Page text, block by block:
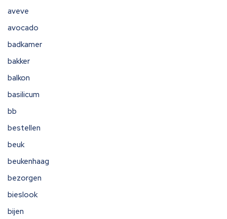
aveve
avocado
badkamer
bakker
balkon
basilicum
bb
bestellen
beuk
beukenhaag
bezorgen
bieslook
bijen